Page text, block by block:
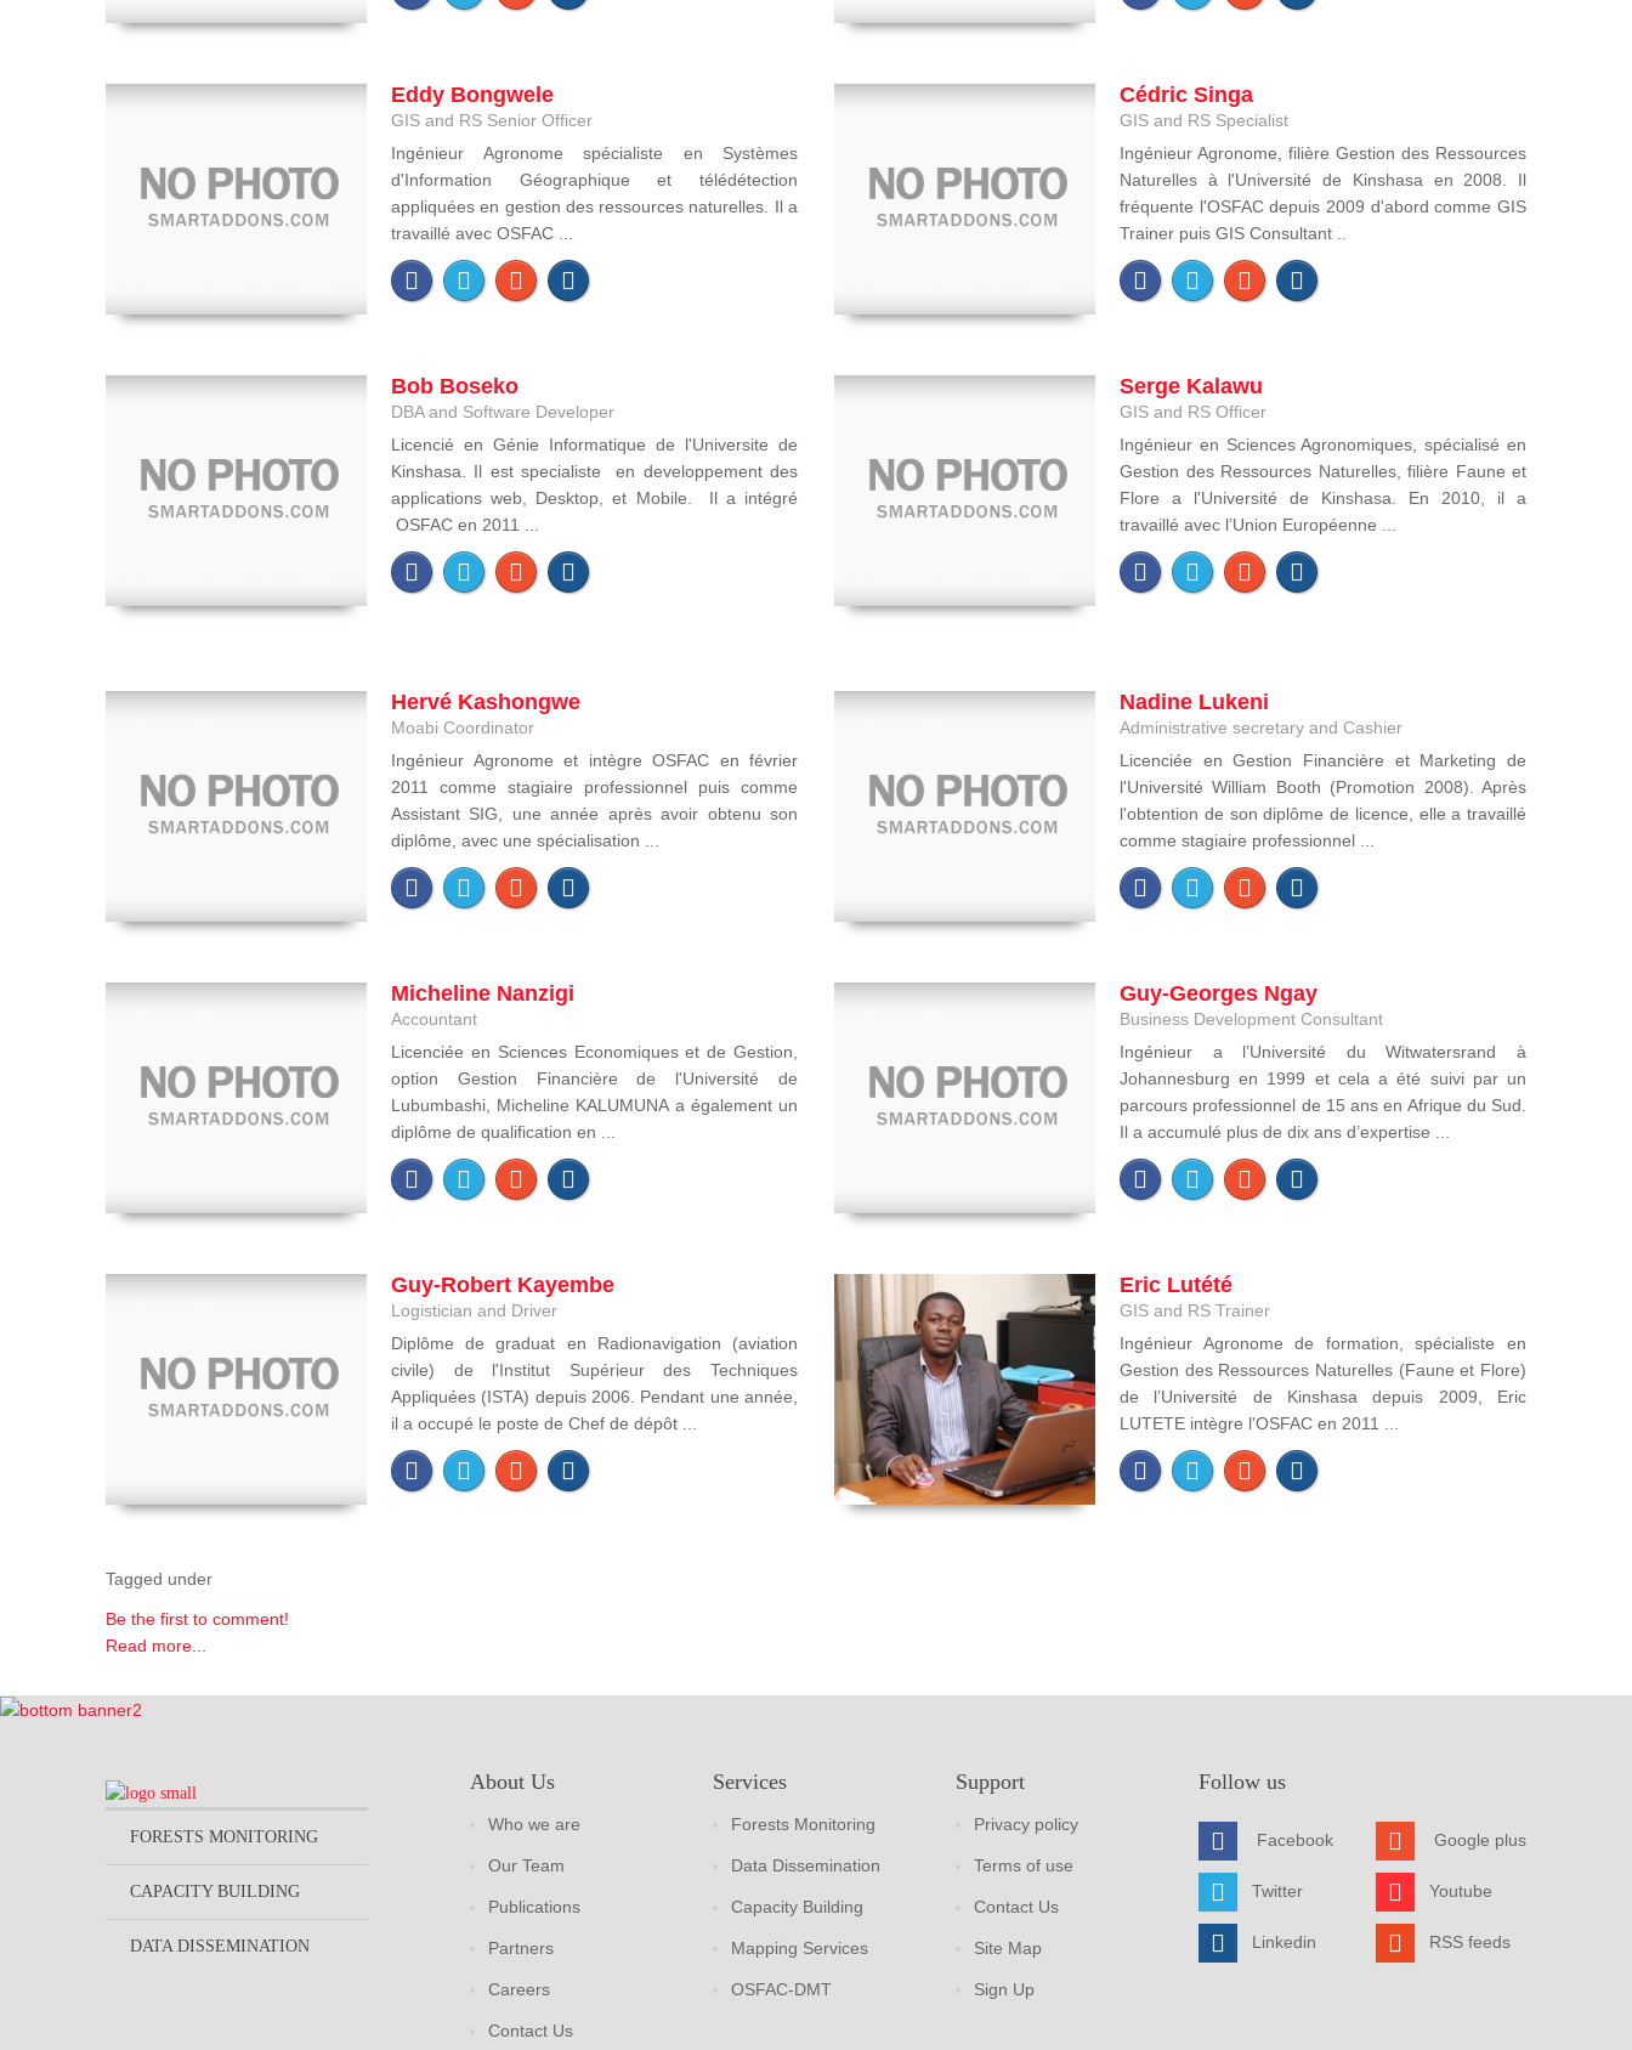
Eddy Bongwele
GIS and RS Senior Officer
Ingénieur Agronome spécialiste en Systèmes
d'Information Géographique et télédétection
appliquées en gestion des ressources naturelles. Il a
travaillé avec OSFAC ...
Cédric Singa
GIS and RS Specialist
Ingénieur Agronome, filière Gestion des Ressources
Naturelles à l'Université de Kinshasa en 2008. Il
fréquente l'OSFAC depuis 2009 d'abord comme GIS
Trainer puis GIS Consultant ..
Bob Boseko
DBA and Software Developer
Licencié en Génie Informatique de l'Universite de
Kinshasa. Il est specialiste en developpement des
applications web, Desktop, et Mobile. Il a intégré
OSFAC en 2011 ...
Serge Kalawu
GIS and RS Officer
Ingénieur en Sciences Agronomiques, spécialisé en
Gestion des Ressources Naturelles, filière Faune et
Flore a l'Université de Kinshasa. En 2010, il a
travaillé avec l’Union Européenne ...
Hervé Kashongwe
Moabi Coordinator
Ingénieur Agronome et intègre OSFAC en février
2011 comme stagiaire professionnel puis comme
Assistant SIG, une année après avoir obtenu son
diplôme, avec une spécialisation ...
Nadine Lukeni
Administrative secretary and Cashier
Licenciée en Gestion Financière et Marketing de
l'Université William Booth (Promotion 2008). Après
l'obtention de son diplôme de licence, elle a travaillé
comme stagiaire professionnel ...
Micheline Nanzigi
Accountant
Licenciée en Sciences Economiques et de Gestion,
option Gestion Financière de l'Université de
Lubumbashi, Micheline KALUMUNA a également un
diplôme de qualification en ...
Guy-Georges Ngay
Business Development Consultant
Ingénieur a l’Université du Witwatersrand à
Johannesburg en 1999 et cela a été suivi par un
parcours professionnel de 15 ans en Afrique du Sud.
Il a accumulé plus de dix ans d’expertise ...
Guy-Robert Kayembe
Logistician and Driver
Diplôme de graduat en Radionavigation (aviation
civile) de l'Institut Supérieur des Techniques
Appliquées (ISTA) depuis 2006. Pendant une année,
il a occupé le poste de Chef de dépôt ...
Eric Lutété
GIS and RS Trainer
Ingénieur Agronome de formation, spécialiste en
Gestion des Ressources Naturelles (Faune et Flore)
de l’Université de Kinshasa depuis 2009, Eric
LUTETE intègre l'OSFAC en 2011 ...
Tagged under
Be the first to comment!
Read more...
FORESTS MONITORING
CAPACITY BUILDING
DATA DISSEMINATION
About Us
Who we are
Our Team
Publications
Partners
Careers
Contact Us
Services
Forests Monitoring
Data Dissemination
Capacity Building
Mapping Services
OSFAC-DMT
Support
Privacy policy
Terms of use
Contact Us
Site Map
Sign Up
Follow us
Facebook
Twitter
Linkedin
Google plus
Youtube
RSS feeds